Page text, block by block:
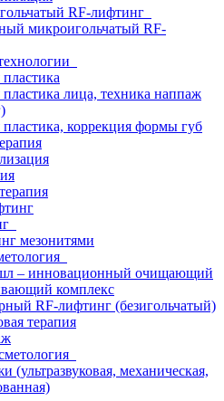
RF-лифтинг
микроигольчатый RF-
лица, техника наппаж
коррекция формы губ
мезонитями
– инновационный очищающий
комплекс
RF-лифтинг (безигольчатый)
терапия
(ультразвуковая, механическая,